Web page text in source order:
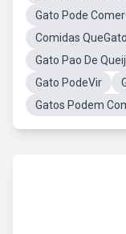
Gato Pode
Comidas
Gato Pao De
Gato PodeVir
Gatos Podem